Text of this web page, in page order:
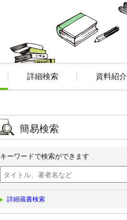
詳細検索 資料紹介
簡易検索
キーワードで検索ができます
詳細蔵書検索